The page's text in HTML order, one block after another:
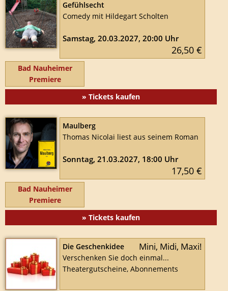
Gefühlsecht
Comedy mit Hildegart Scholten
Samstag, 20.03.2027, 20:00 Uhr
26,50 €
Bad Nauheimer
Premiere
» Tickets kaufen
Maulberg
Thomas Nicolai liest aus seinem Roman
Sonntag, 21.03.2027, 18:00 Uhr
17,50 €
Bad Nauheimer
Premiere
» Tickets kaufen
Die Geschenkidee
Verschenken Sie doch einmal...
Theatergutscheine, Abonnements
Mini, Midi, Maxi!